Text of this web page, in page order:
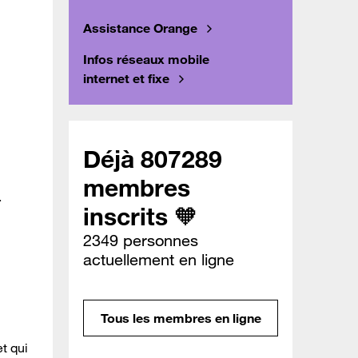
qui
Assistance Orange
Infos réseaux mobile
internet et fixe
Déjà 807289
membres
inscrits 🧡
2349 personnes
actuellement en ligne
Tous les membres en ligne